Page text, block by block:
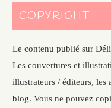
COPYRIGHT
Le contenu publié sur
Les couvertures et
illustrateurs / éditeurs, les
blog. Vous ne pouvez